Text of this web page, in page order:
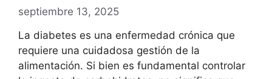
septiembre 13, 2025
La diabetes es una enfermedad crónica que
requiere una cuidadosa gestión de la
alimentación. Si bien es fundamental controlar